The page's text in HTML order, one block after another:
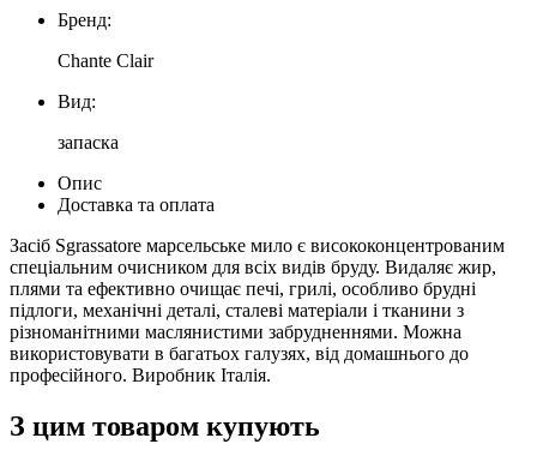
Бренд:
Chante Clair
Вид:
запаска
Опис
Доставка та оплата
Засіб Sgrassatore марсельське мило є висококонцентрованим
спеціальним очисником для всіх видів бруду. Видаляє жир,
плями та ефективно очищає печі, грилі, особливо брудні
підлоги, механічні деталі, сталеві матеріали і тканини з
різноманітними маслянистими забрудненнями. Можна
використовувати в багатьох галузях, від домашнього до
професійного. Виробник Італія.
З цим товаром купують